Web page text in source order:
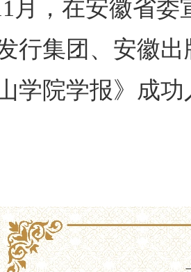
月，在安徽省
行集团、安徽
学院学报》成